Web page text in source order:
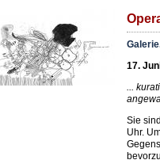
17.
...
Sie
Uhr.